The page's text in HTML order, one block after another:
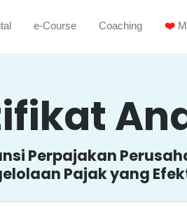
e-Course Coaching ❤️
Perpajakan
Pajak yang